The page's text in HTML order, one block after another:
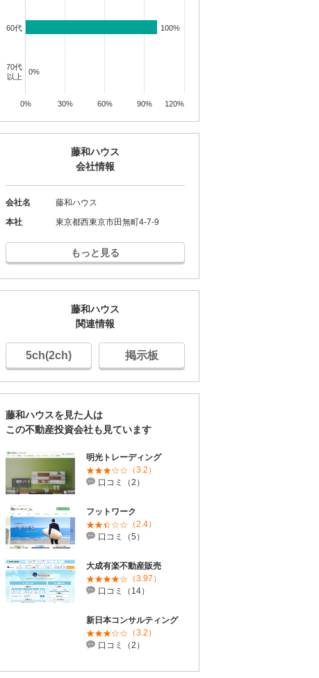
100%
100%
0%
0%
60代
70代
以上
0% 30% 60% 90% 120%
藤和ハウス
会社情報
会社名
藤和ハウス
本社
東京都西東京市田無町4-7-9
もっと見る
藤和ハウス
関連情報
5ch(2ch) 掲示板
藤和ハウスを見た人は
この不動産投資会社も見ています
明光トレーディング
（3.2）
口コミ（2）
フットワーク
（2.4）
口コミ（5）
大成有楽不動産販売
（3.97）
口コミ（14）
新日本コンサルティング
（3.2）
口コミ（2）